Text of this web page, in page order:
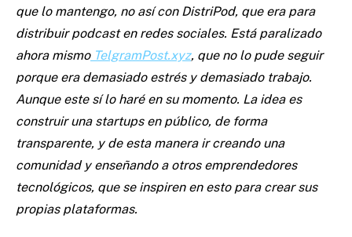
que lo mantengo, no así con DistriPod, que era para
distribuir podcast en redes sociales. Está paralizado
ahora mismo TelgramPost.xyz, que no lo pude seguir
porque era demasiado estrés y demasiado trabajo.
Aunque este sí lo haré en su momento. La idea es
construir una startups en público, de forma
transparente, y de esta manera ir creando una
comunidad y enseñando a otros emprendedores
tecnológicos, que se inspiren en esto para crear sus
propias plataformas.